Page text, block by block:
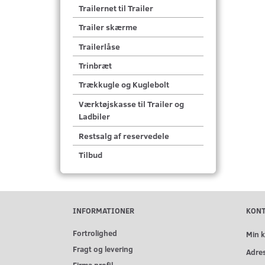
Trailernet til Trailer
Trailer skærme
Trailerlåse
Trinbræt
Trækkugle og Kuglebolt
Værktøjskasse til Trailer og
Ladbiler
Restsalg af reservedele
Tilbud
INFORMATIONER
Fortrolighed
Fragt og levering
Min